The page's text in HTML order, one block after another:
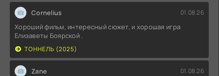
Cornelius 01.08.26
Хороший фильм, интересный сюжет, и хорошая игра
Елизаветы Боярской .
ТОННЕЛЬ (2025)
Zane 01.08.26